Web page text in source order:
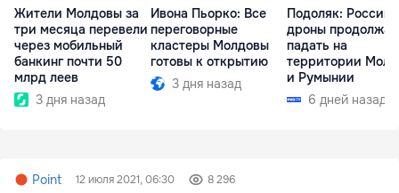
Жители Молдовы за
три месяца перевели
через мобильный
банкинг почти 50
млрд леев
3 дня назад
Ивона Пьорко: Все
переговорные
кластеры Молдовы
готовы к открытию
3 дня назад
Подоляк:
дроны продолжат
падать на
территории
и Румынии
6 дней назад
Point 12 июля 2021, 06:30 8 296